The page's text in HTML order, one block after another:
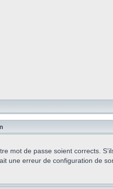
mot de passe soient corrects.
une erreur de configuration de